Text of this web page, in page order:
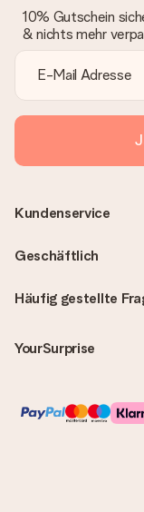
10% Gutschein
& nichts mehr
Häufig gestellte
YourSurprise
Kundenservice
Geschäftlich